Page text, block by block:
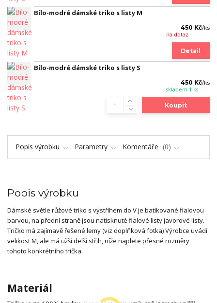
Bílo-modré dámské triko s listy M
450 Kč/ks
na dotaz
Detail
Bílo-modré dámské triko s listy S
450 Kč/ks
skladem 1 ks
Koupit
Popis výrobku Parametry Komentáře 0
Popis výrobku
Dámské světle růžové triko s výstřihem do V je batikované fialovou
barvou, na přední straně jsou natisknuté fialové listy javorové listy.
Tričko má zajímavě řešené lemy (viz doplňková fotka) Výrobce uvádí
velikost M, ale má užší delší střih, níže najdete přesné rozměry
tohoto konkrétního trička.
Materiál